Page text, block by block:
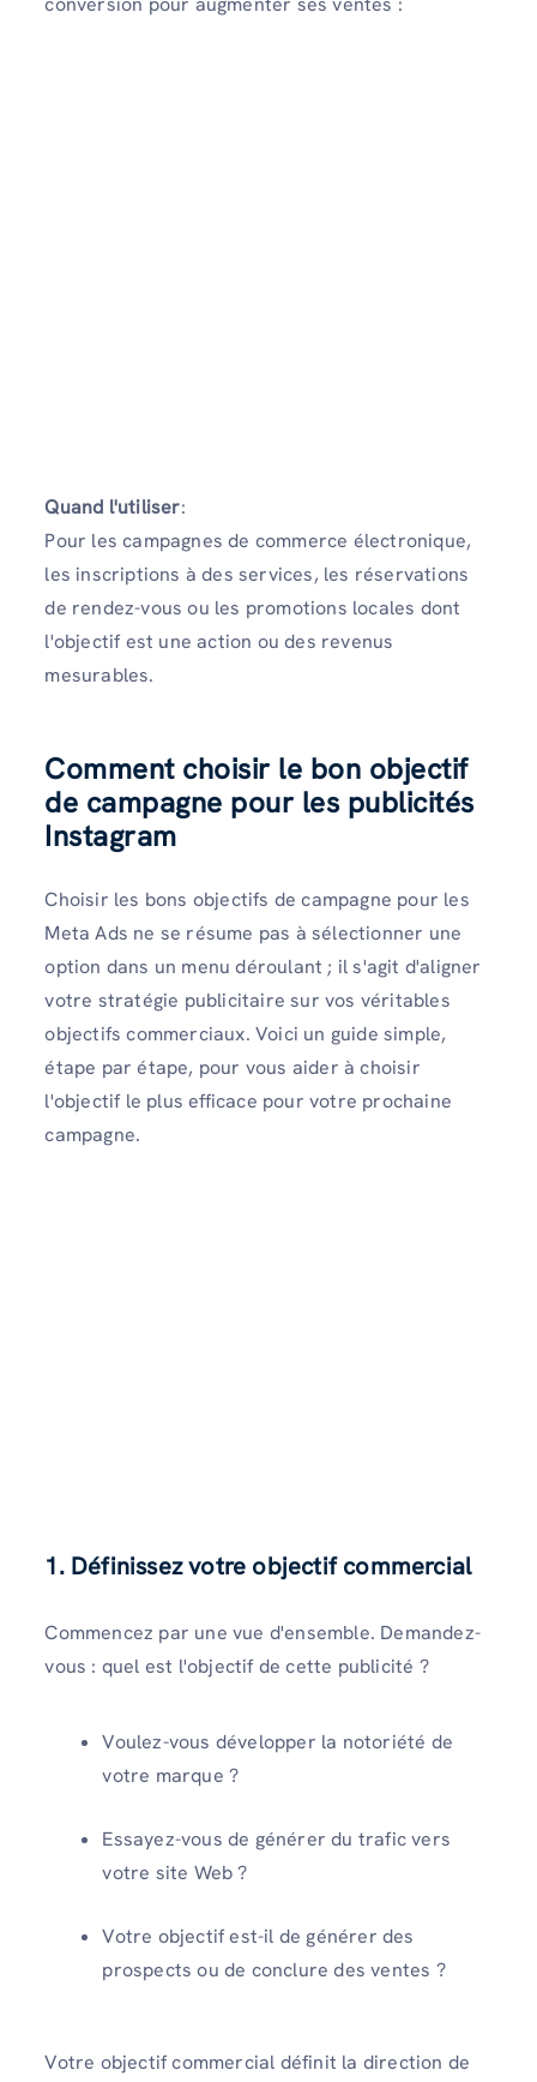
Quand l'utiliser:
Pour les campagnes de commerce électronique,
les inscriptions à des services, les réservations
de rendez-vous ou les promotions locales dont
l'objectif est une action ou des revenus
mesurables.
Comment choisir le bon objectif
de campagne pour les publicités
Instagram
Choisir les bons objectifs de campagne pour les
Meta Ads ne se résume pas à sélectionner une
option dans un menu déroulant ; il s'agit d'aligner
votre stratégie publicitaire sur vos véritables
objectifs commerciaux. Voici un guide simple,
étape par étape, pour vous aider à choisir
l'objectif le plus efficace pour votre prochaine
campagne.
1. Définissez votre objectif commercial
Commencez par une vue d'ensemble. Demandez-
vous : quel est l'objectif de cette publicité ?
Voulez-vous développer la notoriété de
votre marque ?
Essayez-vous de générer du trafic vers
votre site Web ?
Votre objectif est-il de générer des
prospects ou de conclure des ventes ?
Votre objectif commercial définit la direction de